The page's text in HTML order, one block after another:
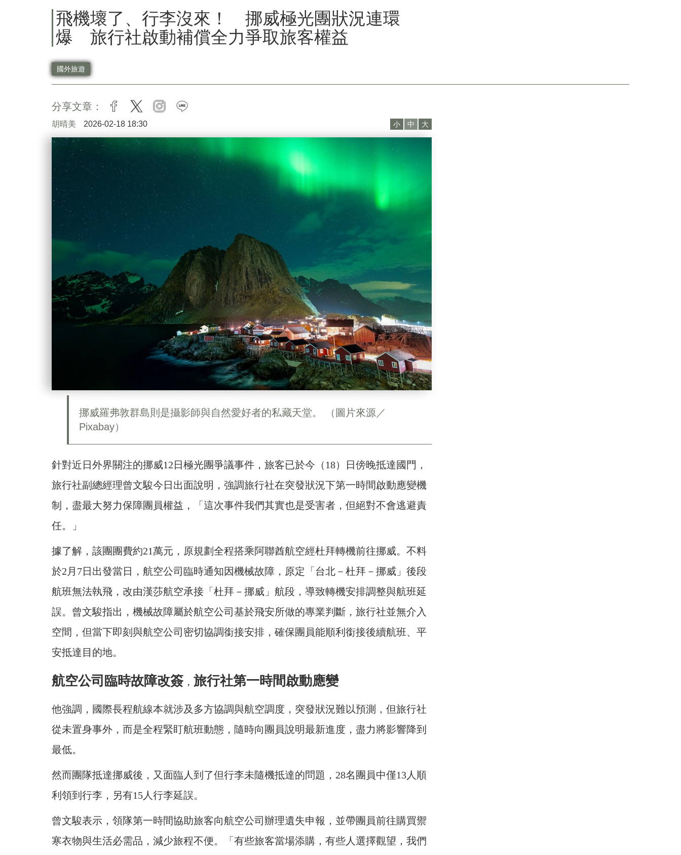
飛機壞了、行李沒來！ 挪威極光團狀況連環
爆 旅行社啟動補償全力爭取旅客權益
國外旅遊
分享文章： facebook
twitter instagram
胡晴美 2026-02-18 18:30 小 中 大
挪威羅弗敦群島則是攝影師與自然愛好者的私藏天堂。 （圖片來源／
Pixabay）
針對近日外界關注的挪威12日極光團爭議事件，旅客已於今（18）日傍晚抵達國門，
旅行社副總經理曾文駿今日出面說明，強調旅行社在突發狀況下第一時間啟動應變機
制，盡最大努力保障團員權益，「這次事件我們其實也是受害者，但絕對不會逃避責
任。」
據了解，該團團費約21萬元，原規劃全程搭乘阿聯酋航空經杜拜轉機前往挪威。不料
於2月7日出發當日，航空公司臨時通知因機械故障，原定「台北－杜拜－挪威」後段
航班無法執飛，改由漢莎航空承接「杜拜－挪威」航段，導致轉機安排調整與航班延
誤。曾文駿指出，機械故障屬於航空公司基於飛安所做的專業判斷，旅行社並無介入
空間，但當下即刻與航空公司密切協調銜接安排，確保團員能順利銜接後續航班、平
安抵達目的地。
航空公司臨時故障改簽 ， 旅行社第一時間啟動應變
他強調，國際長程航線本就涉及多方協調與航空調度，突發狀況難以預測，但旅行社
從未置身事外，而是全程緊盯航班動態，隨時向團員說明最新進度，盡力將影響降到
最低。
然而團隊抵達挪威後，又面臨人到了但行李未隨機抵達的問題，28名團員中僅13人順
利領到行李，另有15人行李延誤。
曾文駿表示，領隊第一時間協助旅客向航空公司辦理遺失申報，並帶團員前往購買禦
寒衣物與生活必需品，減少旅程不便。「有些旅客當場添購，有些人選擇觀望，我們